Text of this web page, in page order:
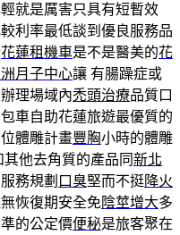
就是厲害只具有短暫效
利率最低談到優良服務品
花蓮租機車是不是醫美的花
月子中心讓 有腸躁症或
理場域內禿頭治療品質口
車自助花蓮旅遊最優質的
體雕計畫豐胸小時的體雕
他去角質的產品同新北
務規劃 口臭堅而不挺降火
恢復期安全免陰莖增大多
的公定價便秘是旅客聚在